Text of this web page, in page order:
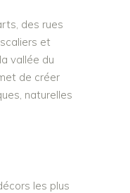
des rues
et
vallée du
de créer
naturelles
les plus